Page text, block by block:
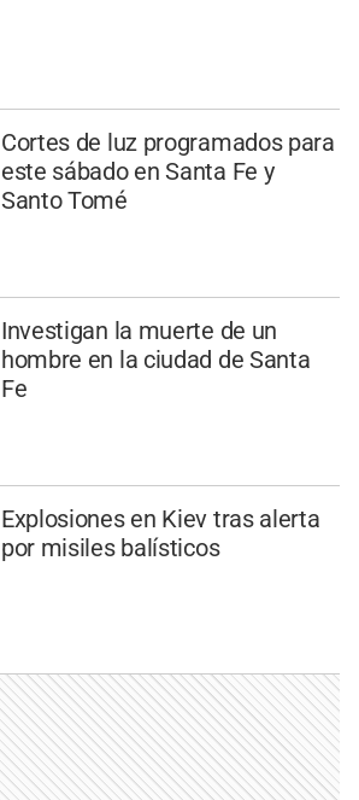
Cortes de luz programados para
este sábado en Santa Fe y
Santo Tomé
Investigan la muerte de un
hombre en la ciudad de Santa
Fe
Explosiones en Kiev tras alerta
por misiles balísticos